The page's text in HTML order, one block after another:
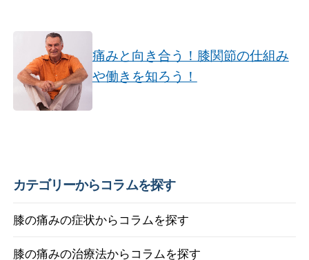
痛みと向き合う！膝関節の仕組み
や働きを知ろう！
カテゴリーからコラムを探す
膝の痛みの症状からコラムを探す
膝の痛みの治療法からコラムを探す